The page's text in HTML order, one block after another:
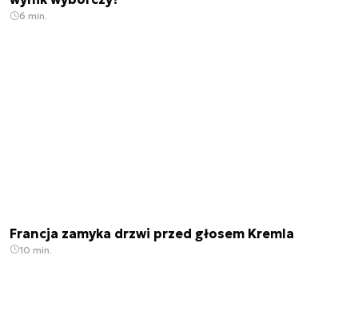
6 min.
Francja zamyka drzwi przed głosem Kremla
10 min.